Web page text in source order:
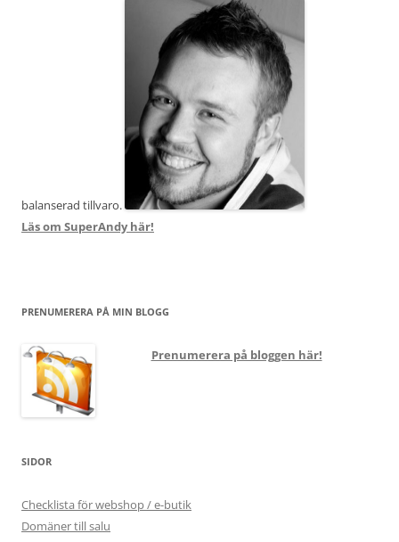
balanserad tillvaro.
Läs om SuperAndy här!
PRENUMERERA PÅ MIN BLOGG
Prenumerera på bloggen här!
SIDOR
Checklista för webshop / e-butik
Domäner till salu